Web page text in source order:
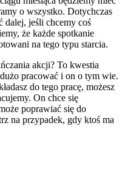
o wszystko. Dotychczas
dalej, jeśli chcemy coś
że każde spotkanie
na tego typu starcia.
akcji? To kwestia
pracować i on o tym wie.
do tego pracę, możesz
On chce się
poprawiać się do
na przypadek, gdy ktoś ma